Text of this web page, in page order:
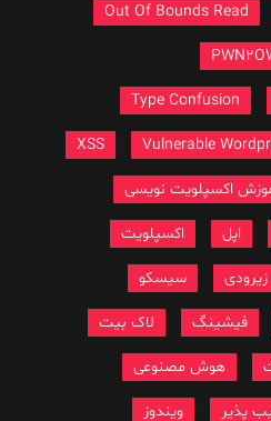
Out Of Bounds Read
Type Confusion
Vulnerable
اکسپلویت نویسی
اکسپلویت
سیسکو
فیشینگ لاک بیت
هوش مصنوعی
ویندوز